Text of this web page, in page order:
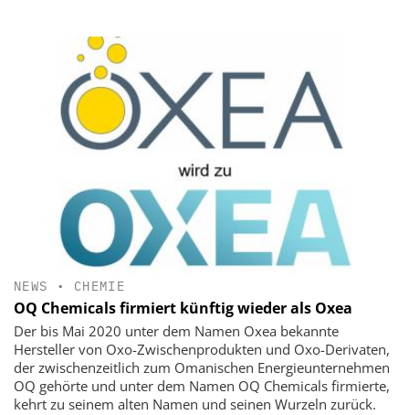
NEWS • CHEMIE
OQ Chemicals firmiert künftig wieder als Oxea
Der bis Mai 2020 unter dem Namen Oxea bekannte
Hersteller von Oxo-Zwischenprodukten und Oxo-Derivaten,
der zwischenzeitlich zum Omanischen Energieunternehmen
OQ gehörte und unter dem Namen OQ Chemicals firmierte,
kehrt zu seinem alten Namen und seinen Wurzeln zurück.